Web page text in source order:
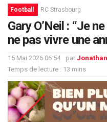
Football RC Strasbourg
Gary O’Neil : “Je
ne pas vivre une
15 Mai 2026 06:54 par Jonathan
Temps de lecture : 13 mins